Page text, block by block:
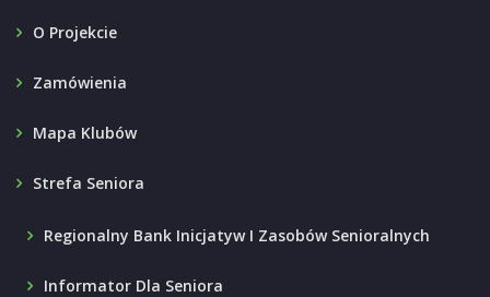
O Projekcie
Zamówienia
Mapa Klubów
Strefa Seniora
Regionalny Bank Inicjatyw I Zasobów Senioralnych
Informator Dla Seniora